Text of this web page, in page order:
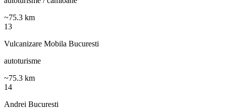
~75.3 km
13
Vulcanizare Mobila Bucuresti
autoturisme
~75.3 km
14
Andrei Bucuresti